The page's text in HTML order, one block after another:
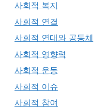
사회적 복지
사회적 연결
사회적 연대와 공동체
사회적 영향력
사회적 운동
사회적 이슈
사회적 참여